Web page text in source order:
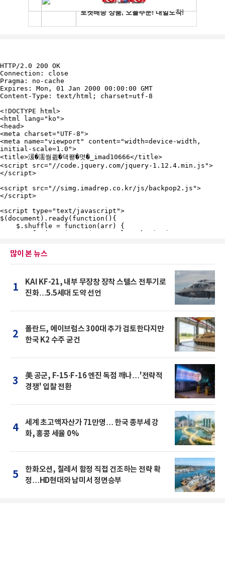
많이 본 뉴스
1
KAI KF-21, 내부 무장창 장착 스텔스 전투기로
진화…5.5세대 도약 선언
2
폴란드, 에이브럼스 300대 추가 검토한다지만
한국 K2 수주 굳건
3
美 공군, F-15·F-16 엔진 독점 깨나…'전략적
경쟁' 입찰 전환
4
세계 초고액자산가 71만명… 한국 종부세 강
화, 홍콩 세율 0%
5
한화오션, 칠레서 함정 직접 건조하는 전략 확
정…HD현대와 남미서 정면승부